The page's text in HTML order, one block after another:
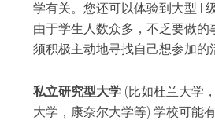
学有关。您还可以体验到大型 I
由于学生人数众多，不乏要做的
须积极主动地寻找自己想参加的
私立研究型大学 (比如杜兰大学
大学，康奈尔大学等) 学校可能